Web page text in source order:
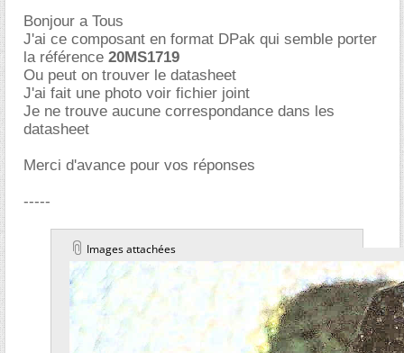
Bonjour a Tous
J'ai ce composant en format DPak qui semble porter
la référence 20MS1719
Ou peut on trouver le datasheet
J'ai fait une photo voir fichier joint
Je ne trouve aucune correspondance dans les
datasheet
Merci d'avance pour vos réponses
-----
Images attachées